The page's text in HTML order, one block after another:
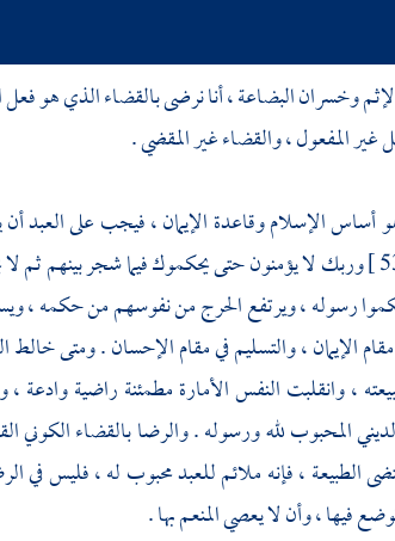
وخسران البضاعة ، أنا نرضى بالقضاء الذي هو
المفعول ، والقضاء غير المقضي .
الإسلام وقاعدة الإيمان ، فيجب على العبد
وربك لا يؤمنون حتى يحكموك فيما شجر بينهم ثم لا
رسوله ، ويرتفع الحرج من نفوسهم من حكمه ،
الإيمان ، والتسليم في مقام الإحسان . ومتى خالط
، وانقلبت النفس الأمارة مطمئنة راضية وادعة ،
المحبوب لله ورسوله . والرضا بالقضاء الكوني
الطبيعة ، فإنه ملائم للعبد محبوب له ، فليس في
فيها ، وأن لا يعصي المنعم بها .